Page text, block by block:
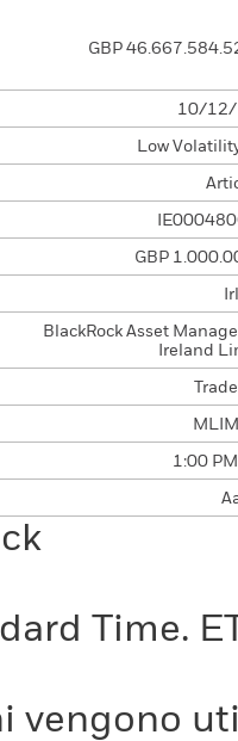
GBP
10/12/
Low
GBP
BlackRock Asset
Ireland
1:00
Time.
vengono